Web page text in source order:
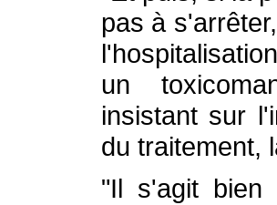
pas à
un
insistant sur
du traitement,
"Il s'agit bien